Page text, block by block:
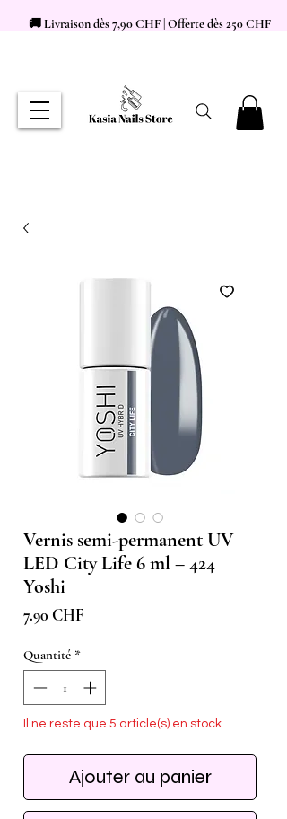
🚚 Livraison dès 7,90 CHF | Offerte dès 250 CHF
Vernis semi-permanent UV
LED City Life 6 ml – 424
Yoshi
7.90 CHFPrix
Quantité *
Il ne reste que 5 article(s) en stock
Ajouter au panier